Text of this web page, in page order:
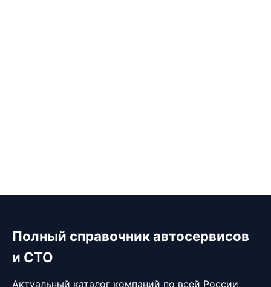
Полный справочник автосервисов
и СТО
Актуальный каталог компаний по всей России